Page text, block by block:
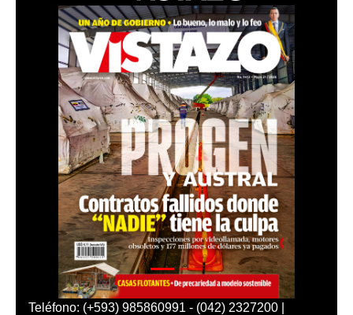
Teléfono: (+593) 985860991 - (042) 2327200 |